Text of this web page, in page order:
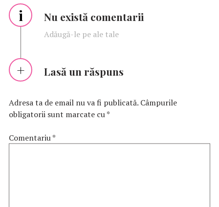
i Nu există comentarii
Adăugă-le pe ale tale
Lasă un răspuns
Adresa ta de email nu va fi publicată. Câmpurile
obligatorii sunt marcate cu*
Comentariu*